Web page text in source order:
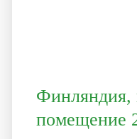
Финляндия,
помещение